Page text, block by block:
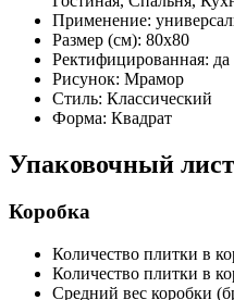
Применение:
Размер (см): 80x80
Ректифицированная: да
Рисунок: Мрамор
Стиль: Классический
Форма: Квадрат
Упаковочный лист
Коробка
Количество плитки в
Количество плитки в
Средний вес коробки